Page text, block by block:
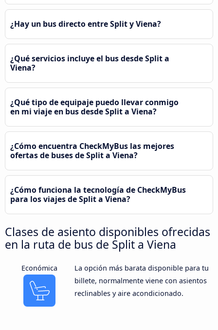
¿Hay un bus directo entre Split y Viena?
¿Qué servicios incluye el bus desde Split a
Viena?
¿Qué tipo de equipaje puedo llevar conmigo
en mi viaje en bus desde Split a Viena?
¿Cómo encuentra CheckMyBus las mejores
ofertas de buses de Split a Viena?
¿Cómo funciona la tecnología de CheckMyBus
para los viajes de Split a Viena?
Clases de asiento disponibles ofrecidas
en la ruta de bus de Split a Viena
Económica
La opción más barata disponible para tu
billete, normalmente viene con asientos
reclinables y aire acondicionado.